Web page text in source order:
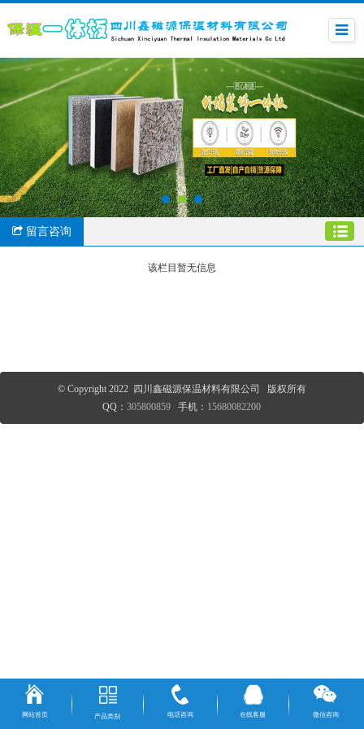
留言咨询
该栏目暂无信息
© Copyright 2022 四川鑫磁源保温材料有限公司 版权所有
QQ：305800859 手机： 15680082200
网站首页 产品类别 电话咨询 在线客服 微信咨询